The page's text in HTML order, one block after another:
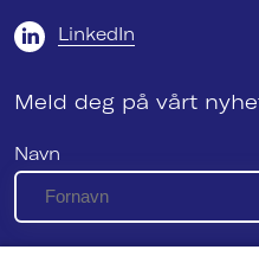
LinkedIn
Meld deg på vårt
Navn